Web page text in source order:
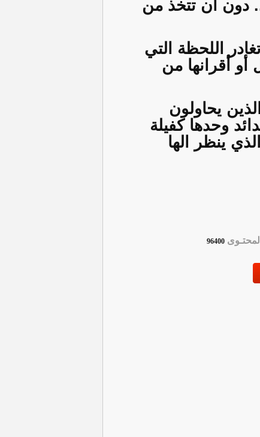
دون أن تتخذ من
اللحظة التي
أقرانها من
يحاولون
وحدها كفيلة
ينظر الها
96400